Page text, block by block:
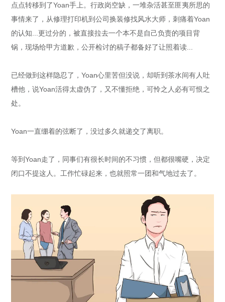
点点转移到了Yoan手上。行政岗空缺，一堆杂活甚至匪夷所思的
事情来了，从修理打印机到公司换装修找风水大师，刺痛着Yoan
的认知...更过分的，被直接拉去一个本不是自己负责的项目背
锅，现场给甲方道歉，公开检讨的稿子都备好了让照着读...
已经做到这样隐忍了，Yoan心里苦但没说，却听到茶水间有人吐
槽他，说Yoan活得太虚伪了，又不懂拒绝，可怜之人必有可恨之
处。
Yoan一直绷着的弦断了，没过多久就递交了离职。
等到Yoan走了，同事们有很长时间的不习惯，但都很嘴硬，决定
闭口不提这人。工作忙碌起来，也就照常一团和气地过去了。